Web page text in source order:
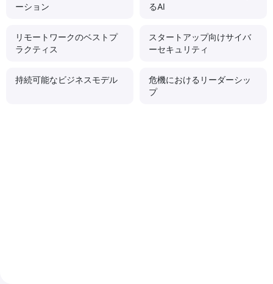
ーション
るAI
リモートワークのベストプ
ラクティス
スタートアップ向けサイバ
ーセキュリティ
持続可能なビジネスモデル
危機におけるリーダーシッ
プ